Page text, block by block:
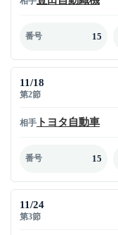
番号 15
11/18
第2節
相手 トヨタ自動車
番号 15
11/24
第3節